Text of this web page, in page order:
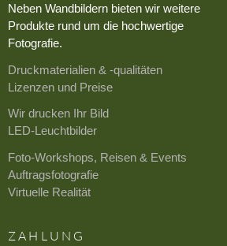
Neben Wandbildern bieten wir weitere
Produkte rund um die hochwertige
Fotografie.
Druckmaterialien & -qualitäten
Lizenzen und Preise
Wir drucken Ihr Bild
LED-Leuchtbilder
Foto-Workshops, Reisen & Events
Auftragsfotografie
Virtuelle Realität
ZAHLUNG